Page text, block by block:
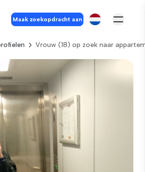
Maak zoekopdracht aan
Vrouw (18) op zoek naar